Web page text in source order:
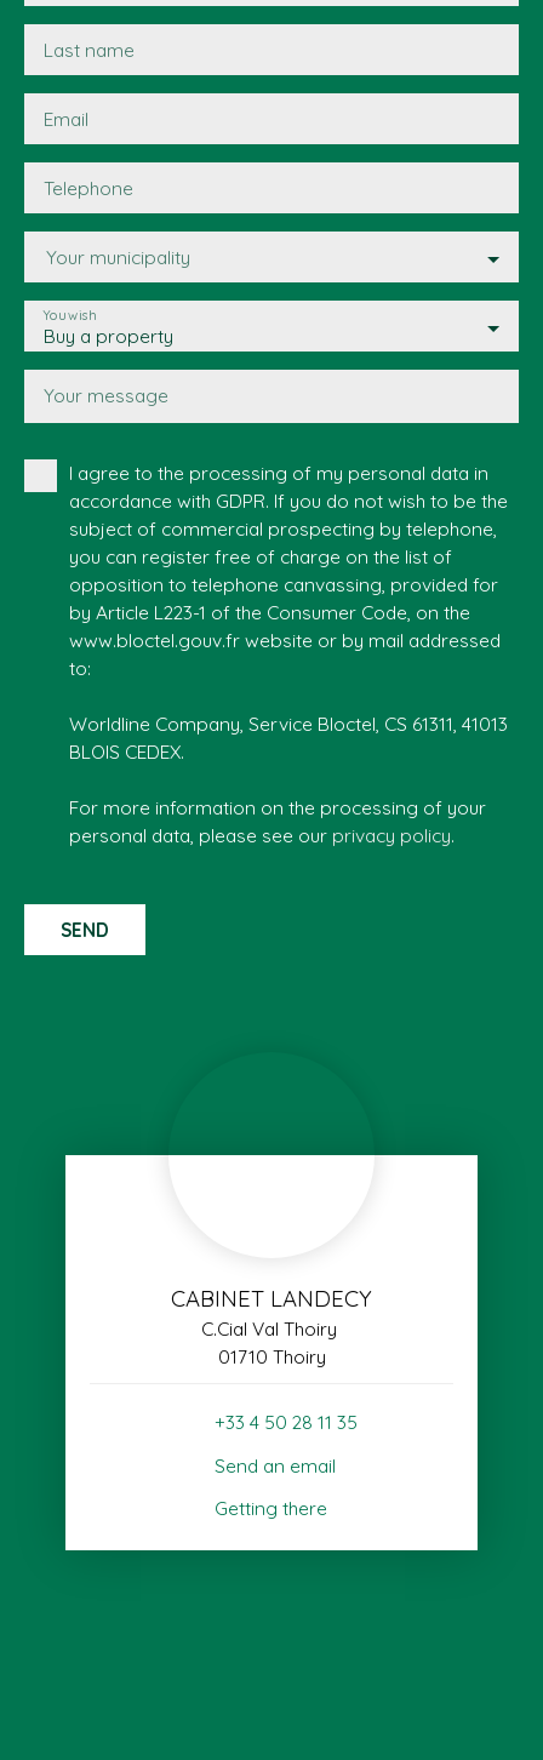
Last name
Email
Telephone
Your municipality
Buy a property
You wish
Your message
I agree to the processing of my personal data in
accordance with GDPR. If you do not wish to be the
subject of commercial prospecting by telephone,
you can register free of charge on the list of
opposition to telephone canvassing, provided for
by Article L223-1 of the Consumer Code, on the
www.bloctel.gouv.fr website or by mail addressed
to:
Worldline Company, Service Bloctel, CS 61311, 41013
BLOIS CEDEX.
For more information on the processing of your
personal data, please see our privacy policy.
SEND
CABINET LANDECY
C.Cial Val Thoiry
01710 Thoiry
+33 4 50 28 11 35
Send an email
Getting there